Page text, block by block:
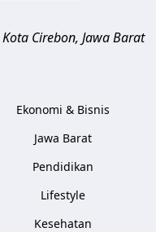
Kota Cirebon, Jawa Barat
Ekonomi & Bisnis
Jawa Barat
Pendidikan
Lifestyle
Kesehatan